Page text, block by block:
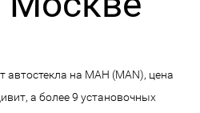
автостекла на МАН (MAN), цена
а более 9 установочных